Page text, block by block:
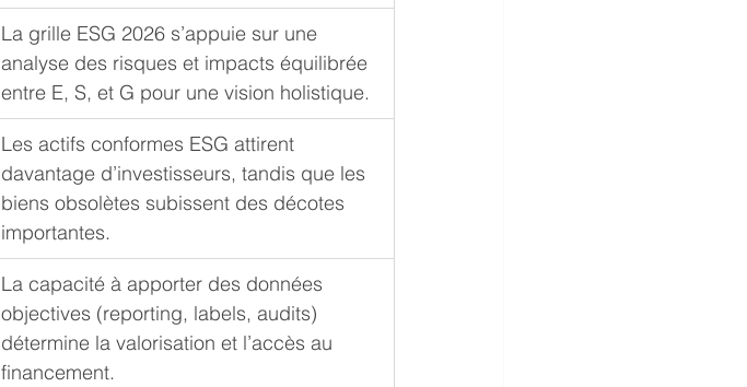
La grille ESG 2026 s’appuie sur une
analyse des risques et impacts équilibrée
entre E, S, et G pour une vision holistique.
Les actifs conformes ESG attirent
davantage d’investisseurs, tandis que les
biens obsolètes subissent des décotes
importantes.
La capacité à apporter des données
objectives (reporting, labels, audits)
détermine la valorisation et l’accès au
financement.